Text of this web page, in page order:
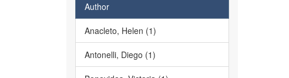
Author
Anacleto, Helen (1)
Antonelli, Diego (1)